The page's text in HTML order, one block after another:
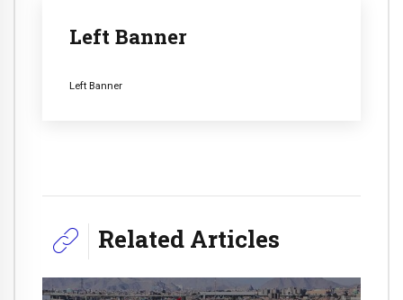
Left Banner
Left Banner
Related Articles